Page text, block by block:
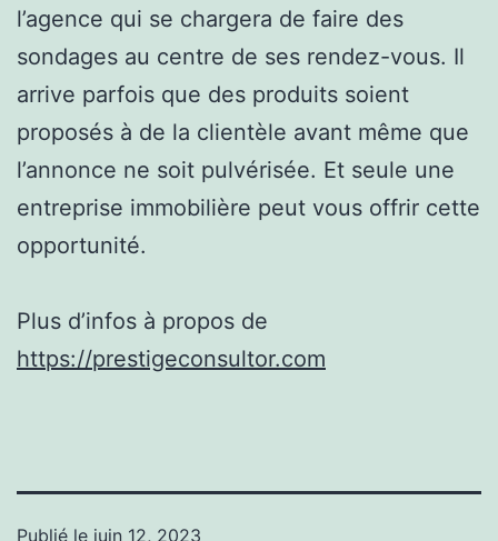
l’agence qui se chargera de faire des
sondages au centre de ses rendez-vous. Il
arrive parfois que des produits soient
proposés à de la clientèle avant même que
l’annonce ne soit pulvérisée. Et seule une
entreprise immobilière peut vous offrir cette
opportunité.
Plus d’infos à propos de
https://prestigeconsultor.com
Publié le juin 12, 2023